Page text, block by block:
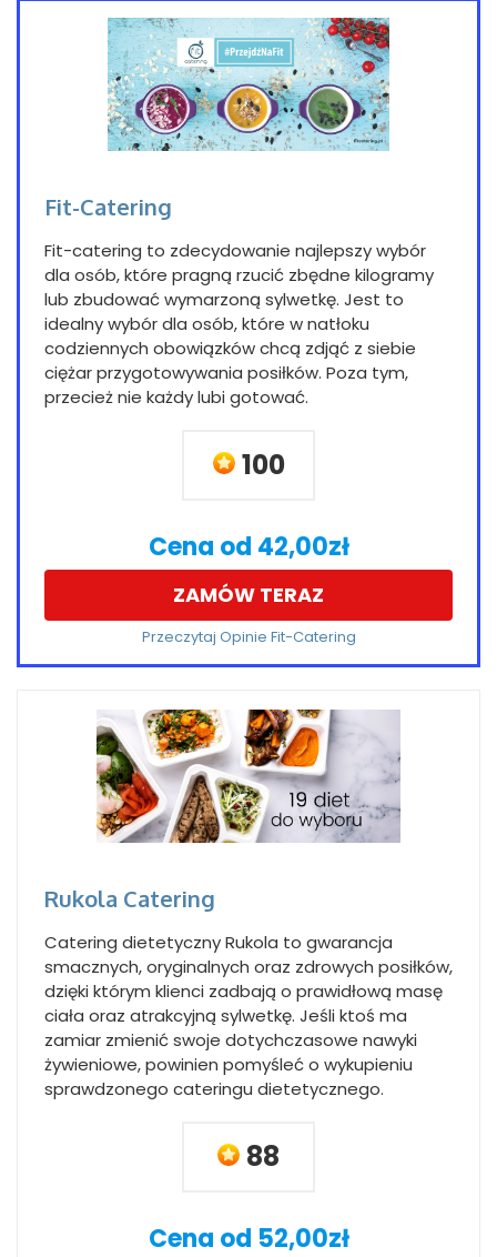
Fit-Catering
Fit-catering to zdecydowanie najlepszy wybór
dla osób, które pragną rzucić zbędne kilogramy
lub zbudować wymarzoną sylwetkę. Jest to
idealny wybór dla osób, które w natłoku
codziennych obowiązków chcą zdjąć z siebie
ciężar przygotowywania posiłków. Poza tym,
przecież nie każdy lubi gotować.
100
Cena od 42,00zł
ZAMÓW TERAZ
Przeczytaj Opinie Fit-Catering
Rukola Catering
Catering dietetyczny Rukola to gwarancja
smacznych, oryginalnych oraz zdrowych posiłków,
dzięki którym klienci zadbają o prawidłową masę
ciała oraz atrakcyjną sylwetkę. Jeśli ktoś ma
zamiar zmienić swoje dotychczasowe nawyki
żywieniowe, powinien pomyśleć o wykupieniu
sprawdzonego cateringu dietetycznego.
88
Cena od 52,00zł